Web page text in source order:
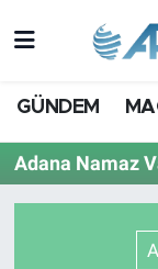
GÜNDEM
Adana Namaz